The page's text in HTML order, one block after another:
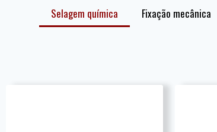
Selagem química Fixação mecânica